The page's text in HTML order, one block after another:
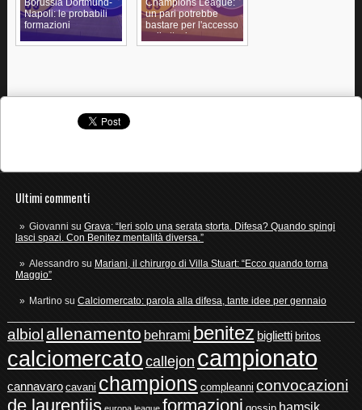
Borussia Dortmund-
Napoli: le probabili
formazioni
Champions League:
un pari potrebbe
bastare per l'accesso
agli ottavi
Ultimi commenti
Giovanni su Grava: “Ieri solo una serata storta. Difesa? Quando spingi
lasci spazi. Con Benitez mentalità diversa.”
Alessandrosu Mariani, il chirurgo di Villa Stuart: “Ecco quando torna
Maggio”
Martinosu Calciomercato: parola alla difesa, tante idee per gennaio
albiol allenamento behrami benitez biglietti britos
calciomercato callejon campionato
cannavaro cavani champions compleanni convocazioni
de laurentiis formazioni hamsik